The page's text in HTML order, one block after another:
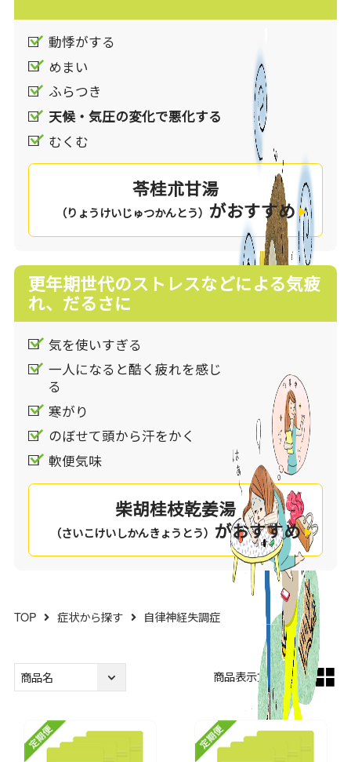
動悸がする
めまい
ふらつき
天候・気圧の変化で悪化する
むくむ
苓桂朮甘湯
（りょうけいじゅつかんとう） がおすすめ
更年期世代のストレスなどによる気疲
れ、だるさに
気を使いすぎる
一人になると酷く疲れを感じ
る
寒がり
のぼせて頭から汗をかく
軟便気味
柴胡桂枝乾姜湯
（さいこけいしかんきょうとう） がおすすめ
TOP 症状から探す 自律神経失調症
商品表示方法：